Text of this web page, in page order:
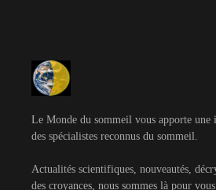
Le Monde du sommeil vous apporte
des spécialistes reconnus du sommeil.
Actualités scientifiques, nouveautés,
des croyances, nous sommes là pour